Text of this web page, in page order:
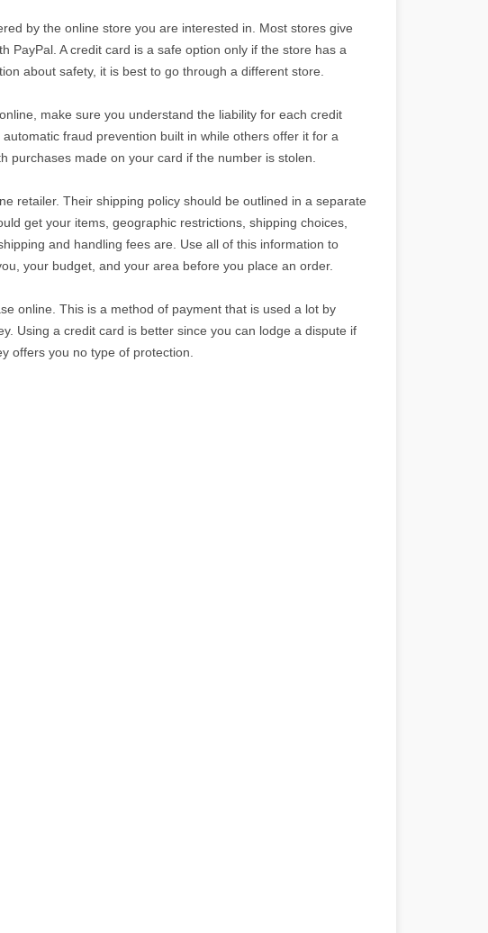
by the online store you are interested in. Most stores give
PayPal. A credit card is a safe option only if the store has a
about safety, it is best to go through a different store.
make sure you understand the liability for each credit
fraud prevention built in while others offer it for a
purchases made on your card if the number is stolen.
retailer. Their shipping policy should be outlined in a separate
get your items, geographic restrictions, shipping choices,
and handling fees are. Use all of this information to
your budget, and your area before you place an order.
online. This is a method of payment that is used a lot by
Using a credit card is better since you can lodge a dispute if
offers you no type of protection.